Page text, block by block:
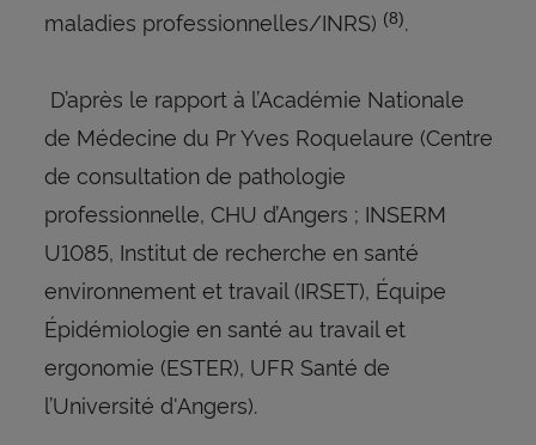
maladies professionnelles/INRS) (8).
D’après le rapport à l’Académie Nationale
de Médecine du Pr Yves Roquelaure (Centre
de consultation de pathologie
professionnelle, CHU d’Angers ; INSERM
U1085, Institut de recherche en santé
environnement et travail (IRSET), Équipe
Épidémiologie en santé au travail et
ergonomie (ESTER), UFR Santé de
l’Université d'Angers).